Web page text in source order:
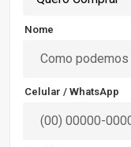
Nome
Celular / WhatsApp